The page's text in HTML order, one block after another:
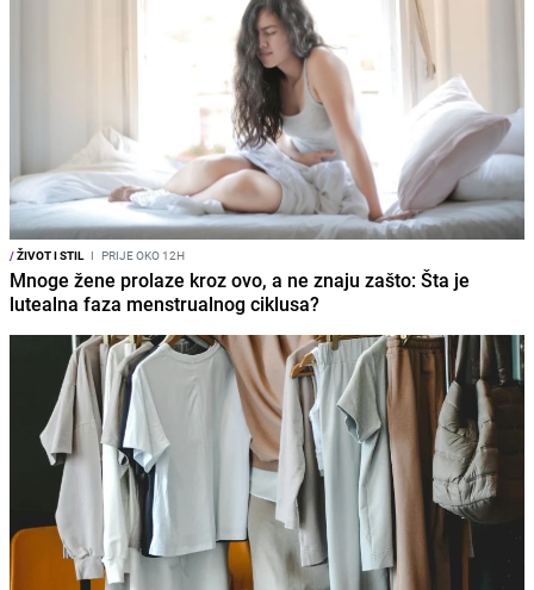
/ŽIVOT I STIL I PRIJE OKO 12H
Mnoge žene prolaze kroz ovo, a ne znaju zašto: Šta je
lutealna faza menstrualnog ciklusa?